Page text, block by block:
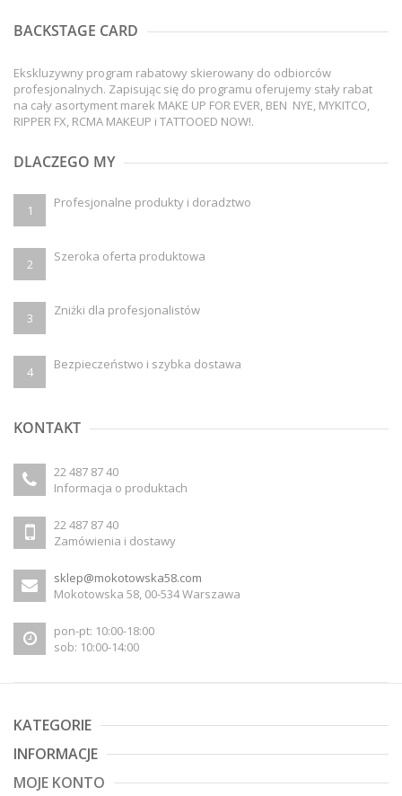
BACKSTAGE CARD
Ekskluzywny program rabatowy skierowany do odbiorców
profesjonalnych. Zapisując się do programu oferujemy stały rabat
na cały asortyment marek MAKE UP FOR EVER, BEN NYE, MYKITCO,
RIPPER FX, RCMA MAKEUP i TATTOOED NOW!.
DLACZEGO MY
1 Profesjonalne produkty i doradztwo
2 Szeroka oferta produktowa
3 Zniżki dla profesjonalistów
4 Bezpieczeństwo i szybka dostawa
KONTAKT
22 487 87 40
Informacja o produktach
22 487 87 40
Zamówienia i dostawy
sklep@mokotowska58.com
Mokotowska 58, 00-534 Warszawa
pon-pt: 10:00-18:00
sob: 10:00-14:00
KATEGORIE
INFORMACJE
MOJE KONTO